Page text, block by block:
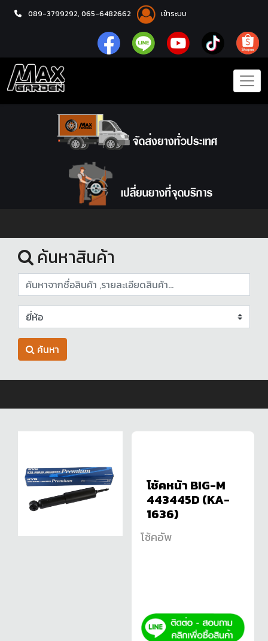
089-3799292, 065-6482662 เข้าระบบ
หน้าแรก
ค้นหาสินค้า
ค้นหา
โช้คหน้า BIG-M
443445D (KA-
1636)
โช้คอัพ